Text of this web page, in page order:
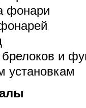
фонари
и
установкам